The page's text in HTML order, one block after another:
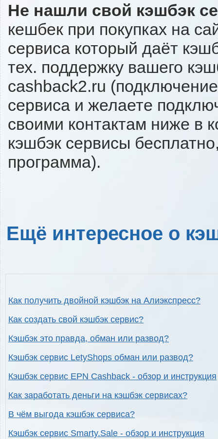
Не нашли свой кэшбэк
кешбек при покупках на
сервиса который даёт
тех. поддержку вашего
cashback2.ru
сервиса и желаете
своими контактам ниже в
кэшбэк сервисы
программа).
Ещё интересное о
Как получить двойной кэшбэк на Алиэкспресс?
Как создать свой кэшбэк сервис?
Кэшбэк это правда, обман или развод?
Кэшбэк сервис LetyShops обман или развод?
Кэшбэк сервис EPN Cashback - обзор и инструкция
Как заработать деньги на кэшбэк сервисах?
В чём выгода кэшбэк сервиса?
Кэшбэк сервис Smarty.Sale - обзор и инструкция